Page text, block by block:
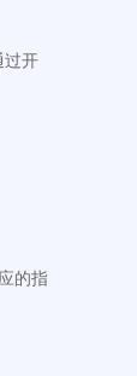
过开
的指